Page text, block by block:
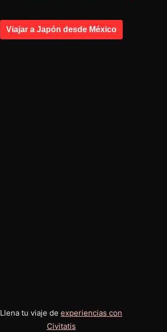
Viajar a Japón desde México
Llena tu viaje deexperiencias con
Civitatis